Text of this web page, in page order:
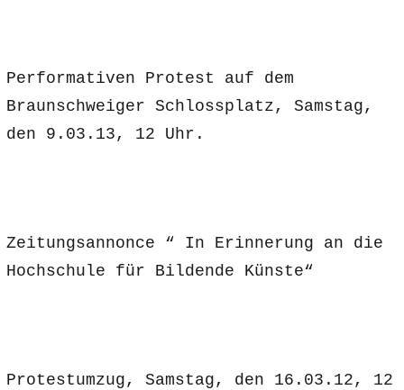
Performativen Protest auf dem
Braunschweiger Schlossplatz, Samstag,
den 9.03.13, 12 Uhr.
Zeitungsannonce “ In Erinnerung an die
Hochschule für Bildende Künste“
Protestumzug, Samstag, den 16.03.12, 12